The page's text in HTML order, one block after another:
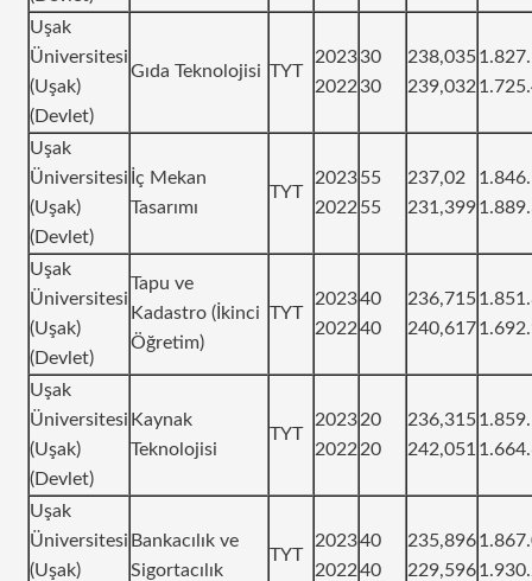
Uşak
Üniversitesi
(Uşak)
(Devlet)
Gıda Teknolojisi TYT
2023
2022
30
30
238,035
239,032
Uşak
Üniversitesi
(Uşak)
(Devlet)
İç Mekan
Tasarımı
TYT
2023
2022
55
55
237,02
231,399
Uşak
Üniversitesi
(Uşak)
(Devlet)
Tapu ve
Kadastro (İkinci
Öğretim)
TYT
2023
2022
40
40
236,715
240,617
Uşak
Üniversitesi
(Uşak)
(Devlet)
Kaynak
Teknolojisi
TYT
2023
2022
20
20
236,315
242,051
Uşak
Üniversitesi
(Uşak)
Bankacılık ve
Sigortacılık
TYT
2023
2022
40
40
235,896
229,596